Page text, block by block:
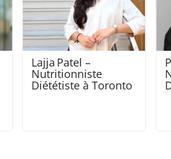
Poonam Dattani –
Nutritionniste
Diététiste à Toronto